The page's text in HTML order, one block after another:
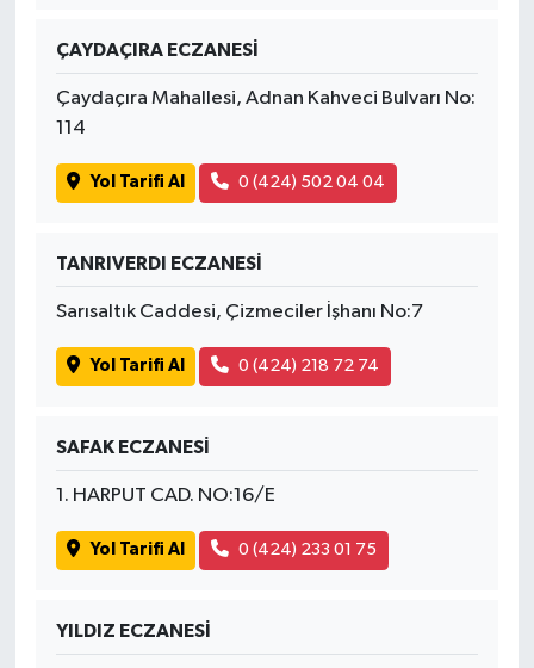
ÇAYDAÇIRA ECZANESİ
Çaydaçıra Mahallesi, Adnan Kahveci Bulvarı No:
114
Yol Tarifi Al 0 (424) 502 04 04
TANRIVERDI ECZANESİ
Sarısaltık Caddesi, Çizmeciler İşhanı No:7
Yol Tarifi Al 0 (424) 218 72 74
SAFAK ECZANESİ
1. HARPUT CAD. NO:16/E
Yol Tarifi Al 0 (424) 233 01 75
YILDIZ ECZANESİ